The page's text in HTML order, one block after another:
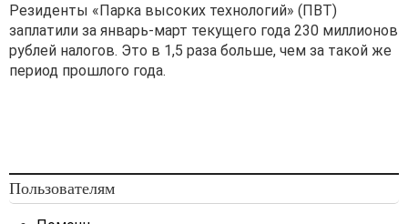
Резиденты «Парка высоких технологий» (ПВТ)
заплатили за январь-март текущего года 230 миллионов
рублей налогов. Это в 1,5 раза больше, чем за такой же
период прошлого года.
Пользователям